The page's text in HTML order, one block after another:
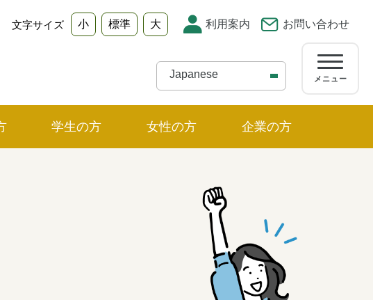
文字サイズ 小 標準 大 利用案内 お問い合わせ
メニュー
ー
ンタビュー
学生の方 女性の方 企業の方